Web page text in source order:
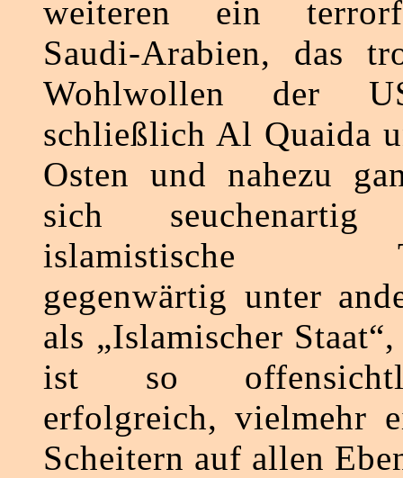
weiteren ein
Saudi-Arabien, das
Wohlwollen der
schließlich Al Quaida
Osten und nahezu
sich seuchenartig
islamistische
gegenwärtig unter
als „Islamischer
ist so
erfolgreich, vielmehr
Scheitern auf allen